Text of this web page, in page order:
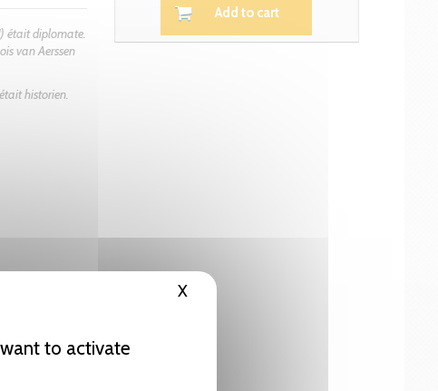
to activate
X Hide cookie banner
était diplomate.
van Aerssen
historien.
Add to cart